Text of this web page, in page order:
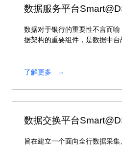
数据服务平台
数据对于银行的重要性不言而
据架构的重要组件，是数据中台
了解更多
数据交换平台
旨在建立一个面向全行数据采